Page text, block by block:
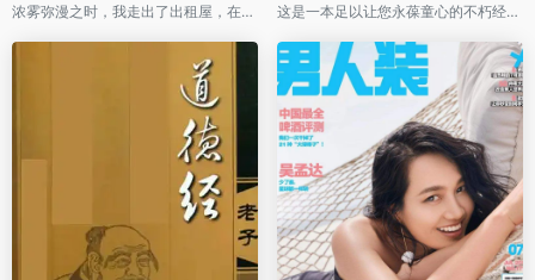
浓雾弥漫之时，我走出了出租屋，在空虚混沌的城市里孑孓而行。 这是一本足以让您永葆童心的不朽经典，被全球亿万读者誉为人生必读书。